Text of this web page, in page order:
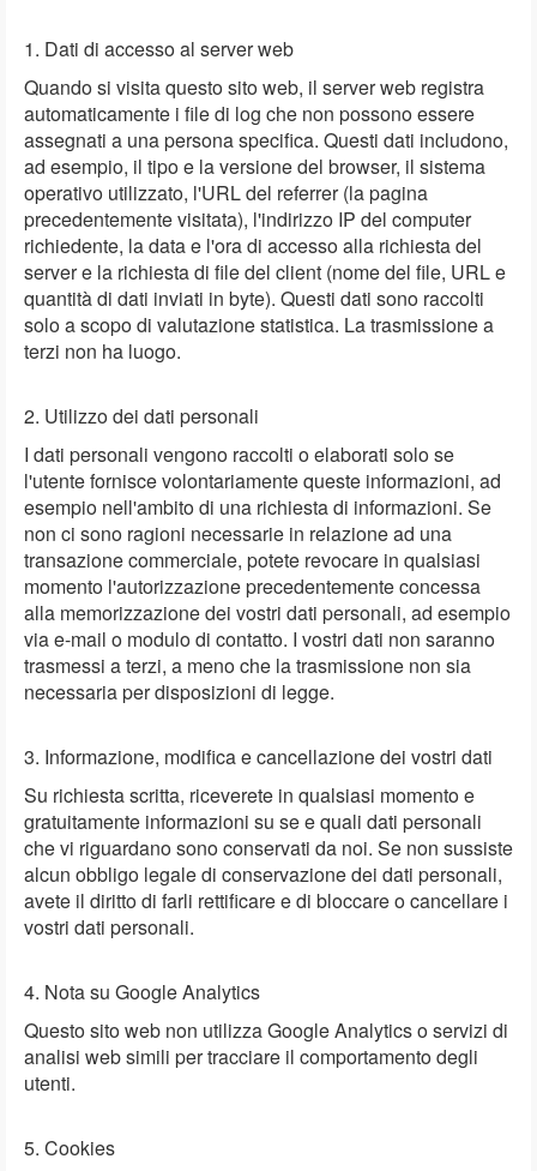
1. Dati di accesso al server web
Quando si visita questo sito web, il server web registra
automaticamente i file di log che non possono essere
assegnati a una persona specifica. Questi dati includono,
ad esempio, il tipo e la versione del browser, il sistema
operativo utilizzato, l'URL del referrer (la pagina
precedentemente visitata), l'indirizzo IP del computer
richiedente, la data e l'ora di accesso alla richiesta del
server e la richiesta di file del client (nome del file, URL e
quantità di dati inviati in byte). Questi dati sono raccolti
solo a scopo di valutazione statistica. La trasmissione a
terzi non ha luogo.
2. Utilizzo dei dati personali
I dati personali vengono raccolti o elaborati solo se
l'utente fornisce volontariamente queste informazioni, ad
esempio nell'ambito di una richiesta di informazioni. Se
non ci sono ragioni necessarie in relazione ad una
transazione commerciale, potete revocare in qualsiasi
momento l'autorizzazione precedentemente concessa
alla memorizzazione dei vostri dati personali, ad esempio
via e-mail o modulo di contatto. I vostri dati non saranno
trasmessi a terzi, a meno che la trasmissione non sia
necessaria per disposizioni di legge.
3. Informazione, modifica e cancellazione dei vostri dati
Su richiesta scritta, riceverete in qualsiasi momento e
gratuitamente informazioni su se e quali dati personali
che vi riguardano sono conservati da noi. Se non sussiste
alcun obbligo legale di conservazione dei dati personali,
avete il diritto di farli rettificare e di bloccare o cancellare i
vostri dati personali.
4. Nota su Google Analytics
Questo sito web non utilizza Google Analytics o servizi di
analisi web simili per tracciare il comportamento degli
utenti.
5. Cookies